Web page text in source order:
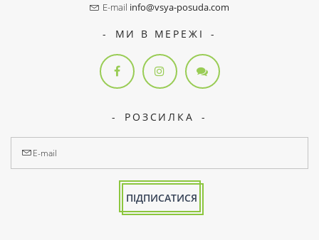
E-mail info@vsya-posuda.com
МИ В МЕРЕЖІ
РОЗСИЛКА
ПІДПИСАТИСЯ